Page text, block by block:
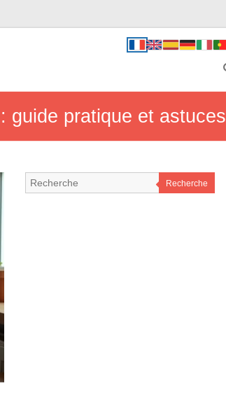
guide pratique et astuces
Recherche